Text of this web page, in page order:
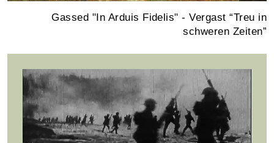
Gassed "In Arduis Fidelis" - Vergast “Treu in
schweren Zeiten”